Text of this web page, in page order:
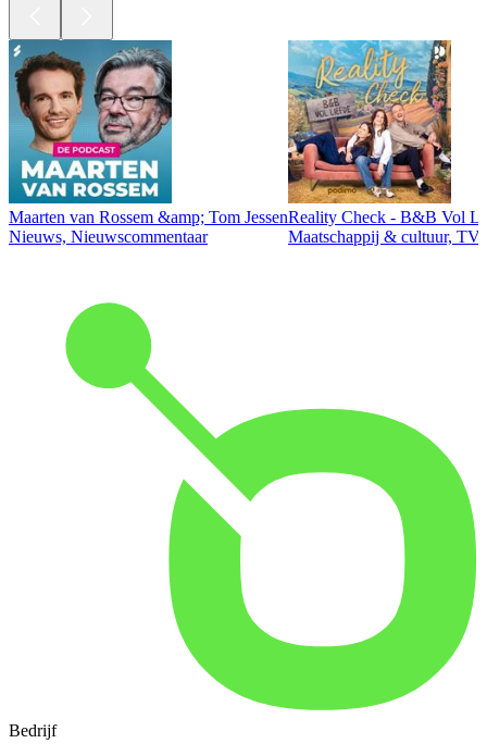
Maarten van Rossem &amp; Tom Jessen
Nieuws, Nieuwscommentaar
Reality Check - B&B Vol
Maatschappij & cultuur,
Bedrijf